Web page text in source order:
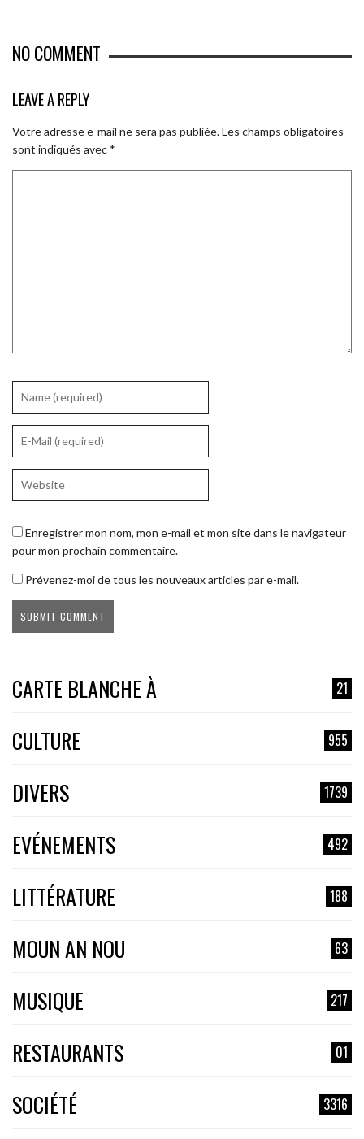
NO COMMENT
LEAVE A REPLY
Votre adresse e-mail ne sera pas publiée.Les champs obligatoires
sont indiqués avec *
Enregistrer mon nom, mon e-mail et mon site dans le navigateur
pour mon prochain commentaire.
Prévenez-moi de tous les nouveaux articles par e-mail.
CARTE BLANCHE À 21
CULTURE 955
DIVERS 1739
EVÉNEMENTS 492
LITTÉRATURE 188
MOUN AN NOU 63
MUSIQUE 217
RESTAURANTS 01
SOCIÉTÉ 3316